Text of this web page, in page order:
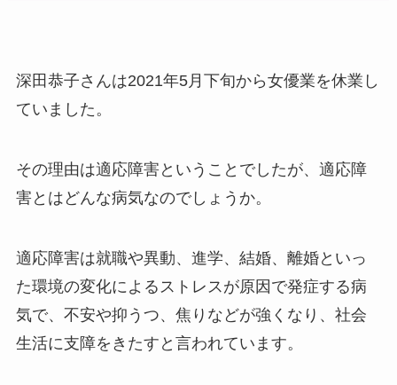
深田恭子さんは2021年5月下旬から女優業を休業し
ていました。
その理由は適応障害ということでしたが、適応障
害とはどんな病気なのでしょうか。
適応障害は就職や異動、進学、結婚、離婚といっ
た環境の変化によるストレスが原因で発症する病
気で、不安や抑うつ、焦りなどが強くなり、社会
生活に支障をきたすと言われています。